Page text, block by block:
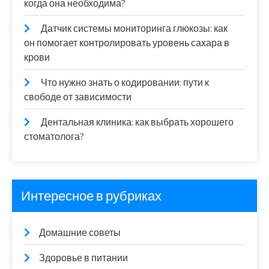
когда она необходима?
Датчик системы мониторинга глюкозы: как
он помогает контролировать уровень сахара в
крови
Что нужно знать о кодировании: пути к
свободе от зависимости
Дентальная клиника: как выбрать хорошего
стоматолога?
Интересное в рубриках
Домашние советы
Здоровье в питании